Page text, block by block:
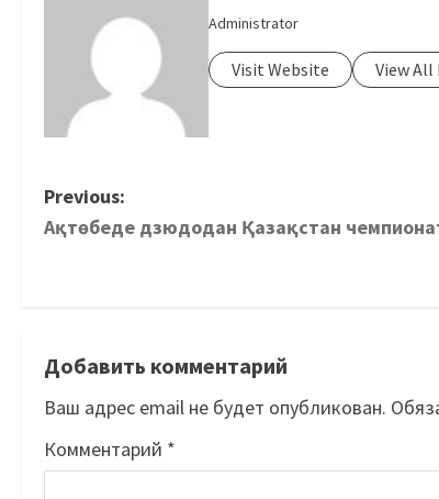
Administrator
Visit Website View All
Previous:
Ақтөбеде дзюдодан Қазақстан
Добавить комментарий
Ваш адрес email не будет опубликован.
Комментарий *